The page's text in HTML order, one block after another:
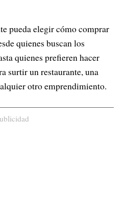
pueda elegir cómo comprar
quienes buscan los
quienes prefieren hacer
surtir un restaurante, una
otro emprendimiento.